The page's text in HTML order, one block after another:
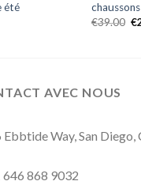
été
€39.00 €
AVEC NOUS
Ebbtide Way, San
646 868 9032